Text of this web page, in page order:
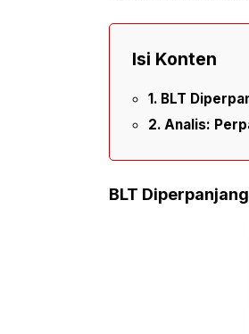
Isi Konten
BLT
Analis:
BLT